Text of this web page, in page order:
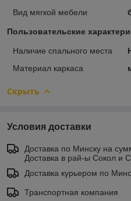
Вид мягкой мебели
Пользовательские
Наличие спального места
Материал каркаса
Скрыть
Условия доставки
Доставка по Минску на
Доставка в рай-ы Сокол и
Доставка курьером по
Транспортная компания